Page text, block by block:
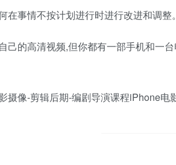
在事情不按计划进行时进行改进和调
己的高清视频,但你都有一部手机和一